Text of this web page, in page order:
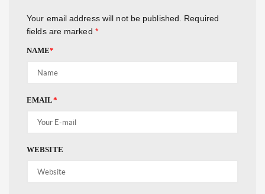
Your email address will not be published.
Required
fields are marked *
NAME*
EMAIL*
WEBSITE